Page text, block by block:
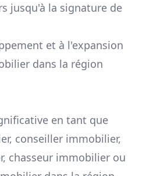
jusqu'à la signature de
et à l'expansion
dans la région
en tant que
conseiller immobilier,
chasseur immobilier ou